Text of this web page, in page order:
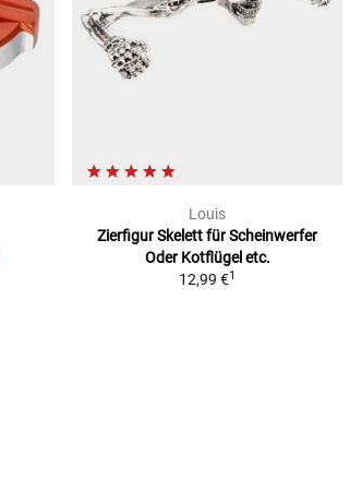
Louis
Zierfigur Skelett für Scheinwerfer
Oder Kotflügel etc.
12,99 €1